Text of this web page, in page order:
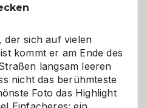
der sich auf vielen
kommt er am Ende des
langsam leeren
nicht das berühmteste
Foto das Highlight